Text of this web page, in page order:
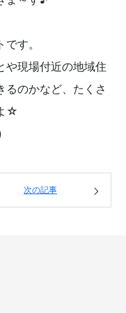
す。
や現場付近の地域住
るのかなど、たくさ
☆
次の記事